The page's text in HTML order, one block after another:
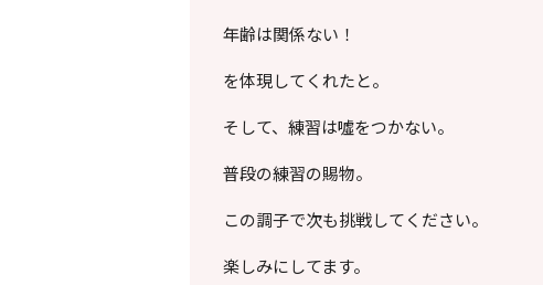
年齢は関係ない！
を体現してくれたと。
そして、練習は噓をつかない。
普段の練習の賜物。
この調子で次も挑戦してください。
楽しみにしてます。